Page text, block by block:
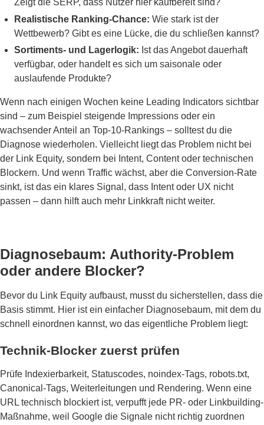
Realistische Ranking-Chance: Wie stark ist der
Wettbewerb? Gibt es eine Lücke, die du schließen kannst?
Sortiments- und Lagerlogik: Ist das Angebot dauerhaft
verfügbar, oder handelt es sich um saisonale oder
auslaufende Produkte?
Wenn nach einigen Wochen keine Leading Indicators sichtbar
sind – zum Beispiel steigende Impressions oder ein
wachsender Anteil an Top-10-Rankings – solltest du die
Diagnose wiederholen. Vielleicht liegt das Problem nicht bei
der Link Equity, sondern bei Intent, Content oder technischen
Blockern. Und wenn Traffic wächst, aber die Conversion-Rate
sinkt, ist das ein klares Signal, dass Intent oder UX nicht
passen – dann hilft auch mehr Linkkraft nicht weiter.
Diagnosebaum: Authority-Problem
oder andere Blocker?
Bevor du Link Equity aufbaust, musst du sicherstellen, dass die
Basis stimmt. Hier ist ein einfacher Diagnosebaum, mit dem du
schnell einordnen kannst, wo das eigentliche Problem liegt:
Technik-Blocker zuerst prüfen
Prüfe Indexierbarkeit, Statuscodes, noindex-Tags, robots.txt,
Canonical-Tags, Weiterleitungen und Rendering. Wenn eine
URL technisch blockiert ist, verpufft jede PR- oder Linkbuilding-
Maßnahme, weil Google die Signale nicht richtig zuordnen